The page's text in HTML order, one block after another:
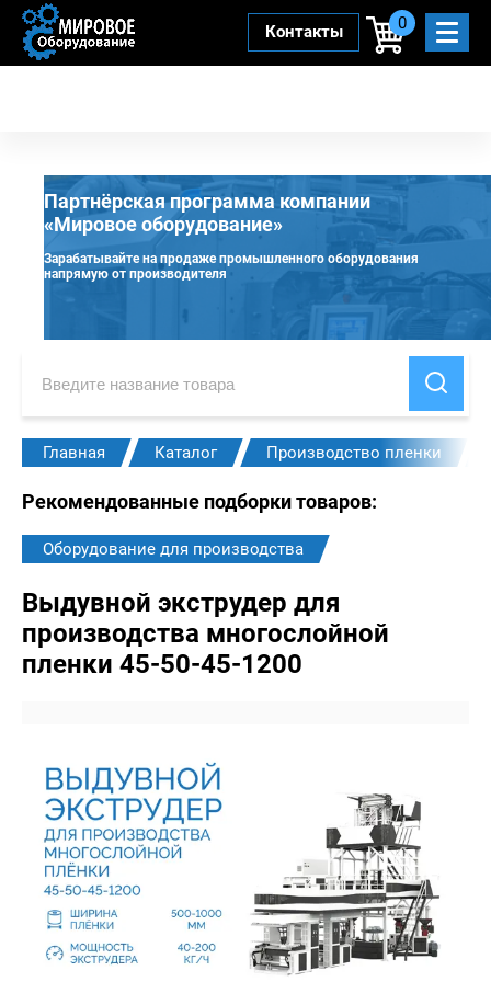
Контакты 0
Партнёрская программа компании
«Мировое оборудование»
Зарабатывайте на продаже промышленного оборудования
напрямую от производителя
Главная Каталог Производство пленки
Рекомендованные подборки товаров:
Оборудование для производства
Выдувной экструдер для
производства многослойной
пленки 45-50-45-1200